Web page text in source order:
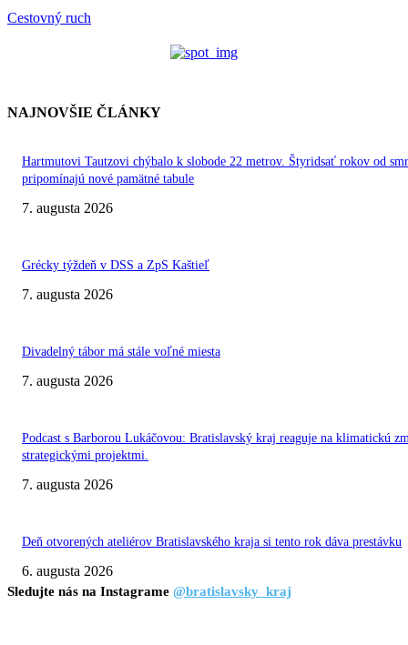
Cestovný ruch
NAJNOVŠIE ČLÁNKY
Hartmutovi Tautzovi chýbalo k slobode 22 metrov. Štyridsať rokov od
pripomínajú nové pamätné tabule
7. augusta 2026
Grécky týždeň v DSS a ZpS Kaštieľ
7. augusta 2026
Divadelný tábor má stále voľné miesta
7. augusta 2026
Podcast s Barborou Lukáčovou: Bratislavský kraj reaguje na klimatickú
strategickými projektmi.
7. augusta 2026
Deň otvorených ateliérov Bratislavského kraja si tento rok dáva prestávku
6. augusta 2026
Sledujte nás na Instagrame @bratislavsky_kraj